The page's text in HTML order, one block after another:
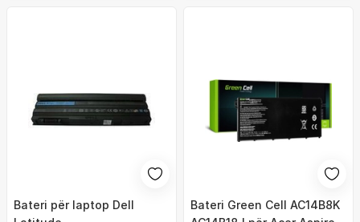
Bateri për laptop Dell
Bateri Green Cell AC14B8K